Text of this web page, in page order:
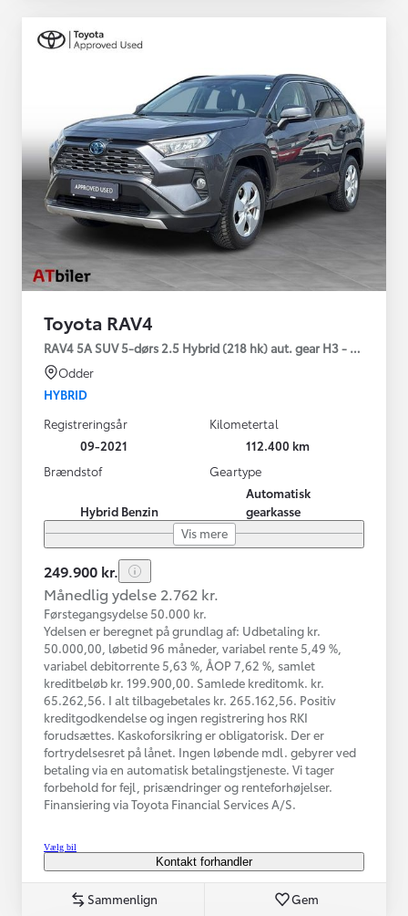
Toyota RAV4
RAV4 5A SUV 5-dørs 2.5 Hybrid (218 hk) aut. gear H3 - Comfort
Odder
HYBRID
Registreringsår
09-2021
Kilometertal
112.400 km
Brændstof
Hybrid Benzin
Geartype
Automatisk
gearkasse
Vis mere
249.900 kr.
Månedlig ydelse 2.762 kr.
Førstegangsydelse 50.000 kr.
Ydelsen er beregnet på grundlag af: Udbetaling kr.
50.000,00, løbetid 96 måneder, variabel rente 5,49 %,
variabel debitorrente 5,63 %, ÅOP 7,62 %, samlet
kreditbeløb kr. 199.900,00. Samlede kreditomk. kr.
65.262,56. I alt tilbagebetales kr. 265.162,56. Positiv
kreditgodkendelse og ingen registrering hos RKI
forudsættes. Kaskoforsikring er obligatorisk. Der er
fortrydelsesret på lånet. Ingen løbende mdl. gebyrer ved
betaling via en automatisk betalingstjeneste. Vi tager
forbehold for fejl, prisændringer og renteforhøjelser.
Finansiering via Toyota Financial Services A/S.
Vælg bil
Kontakt forhandler
Sammenlign Gem